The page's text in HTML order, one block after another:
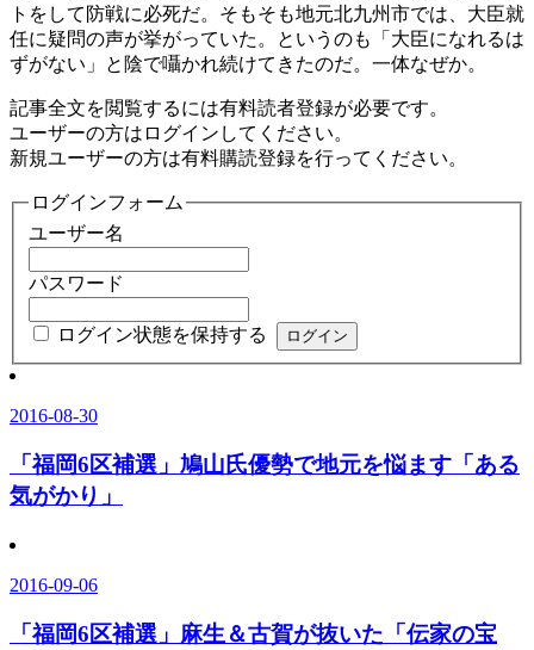
トをして防戦に必死だ。そもそも地元北九州市では、大臣就
任に疑問の声が挙がっていた。というのも「大臣になれるは
ずがない」と陰で囁かれ続けてきたのだ。一体なぜか。
記事全文を閲覧するには有料読者登録が必要です。
ユーザーの方はログインしてください。
新規ユーザーの方は有料購読登録を行ってください。
ログインフォーム
ユーザー名
パスワード
ログイン状態を保持する
2016-08-30
「福岡6区補選」鳩山氏優勢で地元を悩ます「ある
気がかり」
2016-09-06
「福岡6区補選」麻生＆古賀が抜いた「伝家の宝